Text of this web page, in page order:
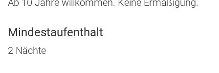
Ab 10 Jahre willkommen. Keine Ermäßigung.
Mindestaufenthalt
2 Nächte